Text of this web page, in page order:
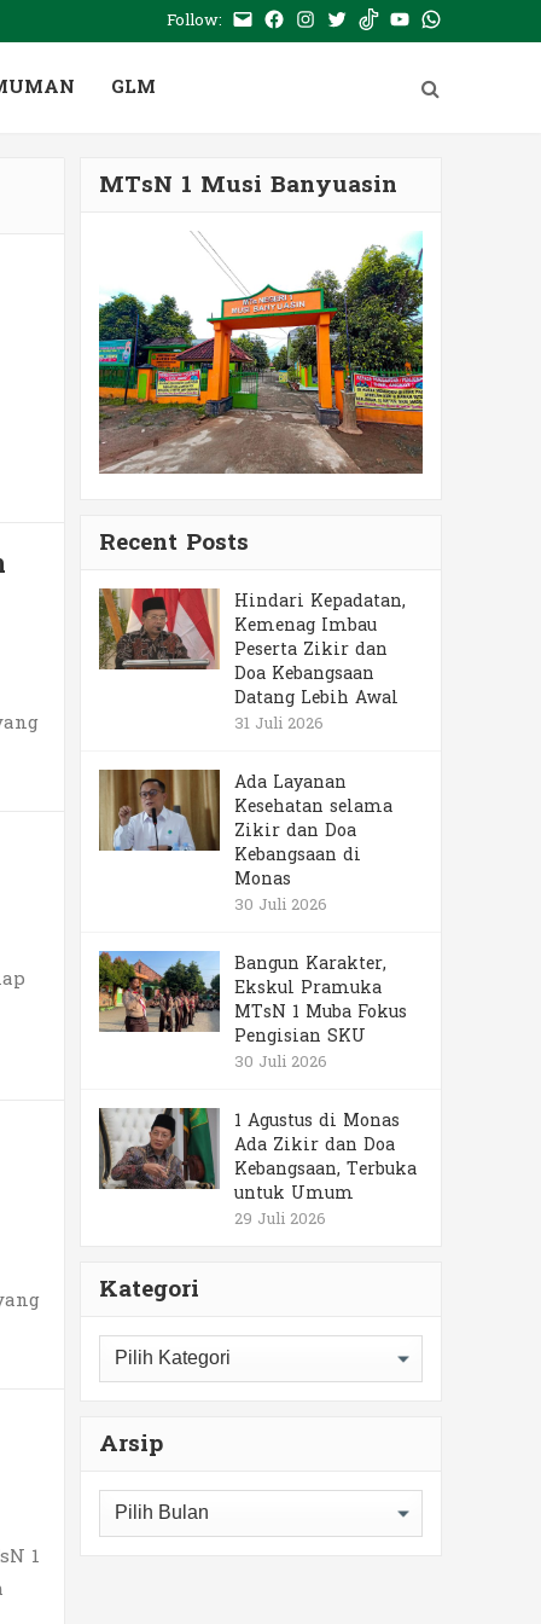
Follow: E- Facebook
Instagram
TwitterTiktokYoutubeWhatsApp
GLM
1
MTsN 1 Musi Banyuasin
Recent Posts
Hindari Kepadatan,
Kemenag Imbau
Peserta Zikir dan
Doa Kebangsaan
Datang Lebih Awal
31 Juli 2026
Ada Layanan
Kesehatan selama
Zikir dan Doa
Kebangsaan di
Monas
30 Juli 2026
Bangun Karakter,
Ekskul Pramuka
MTsN 1 Muba Fokus
Pengisian SKU
30 Juli 2026
1 Agustus di Monas
Ada Zikir dan Doa
Kebangsaan, Terbuka
untuk Umum
29 Juli 2026
Kategori
Kategori
Arsip
Arsip